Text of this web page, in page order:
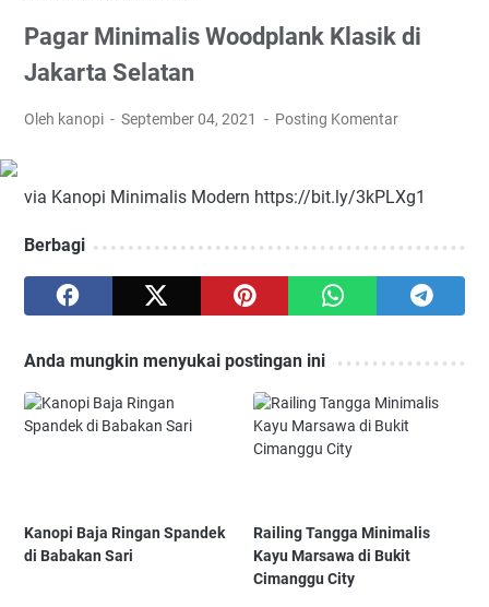
Pagar Minimalis Woodplank Klasik di
Jakarta Selatan
Oleh kanopi September 04, 2021 Posting Komentar
via Kanopi Minimalis Modern https://bit.ly/3kPLXg1
Berbagi
Anda mungkin menyukai postingan ini
Kanopi Baja Ringan Spandek
di Babakan Sari
Railing Tangga Minimalis
Kayu Marsawa di Bukit
Cimanggu City